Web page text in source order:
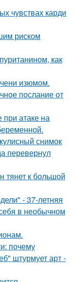
чувствах карди
риском
как
изюмом.
послание от
атаке на
снимок
перевернул
тянет к большой
- 37-летняя
в необычном
почему
штурмует арт -